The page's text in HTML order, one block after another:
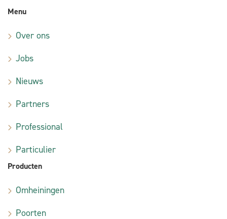
Menu
Over ons
Jobs
Nieuws
Partners
Professional
Particulier
Producten
Omheiningen
Poorten